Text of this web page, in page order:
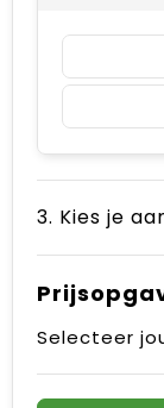
3. Kies je
Selecteer